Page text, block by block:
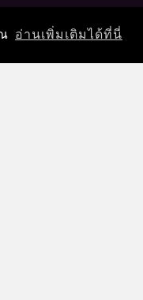
อ่านเพิ่มเติมได้ที่นี่